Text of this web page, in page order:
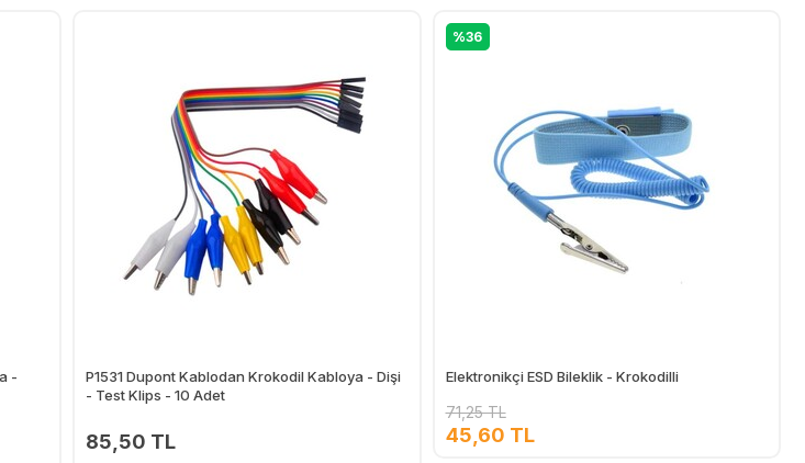
-
P1531 Dupont Kablodan Krokodil Kabloya - Dişi
- Test Klips - 10 Adet
85,50 TL
%36
Elektronikçi ESD Bileklik - Krokodilli
71,25 TL
45,60 TL